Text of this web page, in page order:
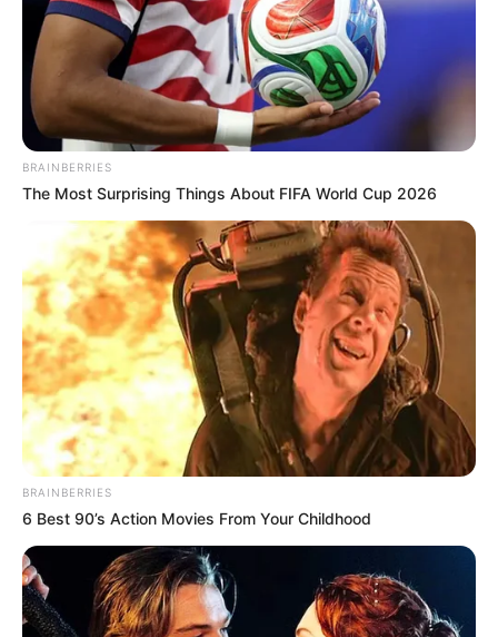
BRAINBERRIES
The Most Surprising Things About FIFA World Cup 2026
BRAINBERRIES
6 Best 90’s Action Movies From Your Childhood